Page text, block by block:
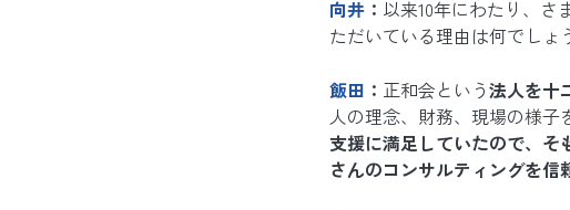
向井 ： 以来10年にわたり、
ただいている理由は何でしょ
飯田 ： 正和会という法人を十
人の理念、財務、現場の様子
支援に満足していたので、そ
さんのコンサルティングを信